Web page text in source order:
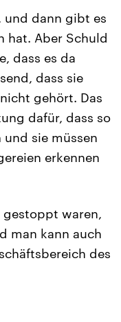
und dann gibt es
hat. Aber Schuld
dass es da
dass sie
gehört. Das
dafür, dass so
sie müssen
erkennen
gestoppt waren,
man kann auch
des